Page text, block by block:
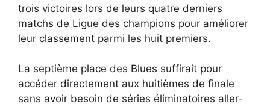
trois victoires lors de leurs quatre derniers
matchs de Ligue des champions pour améliorer
leur classement parmi les huit premiers.
La septième place des Blues suffirait pour
accéder directement aux huitièmes de finale
sans avoir besoin de séries éliminatoires aller-